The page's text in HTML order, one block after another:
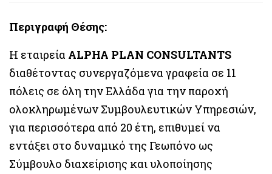
Περιγραφή Θέσης:
Η εταιρεία ALPHA PLAN CONSULTANTS
διαθέτοντας συνεργαζόμενα γραφεία σε 11
πόλεις σε όλη την Ελλάδα για την παροχή
ολοκληρωμένων Συμβουλευτικών Υπηρεσιών,
για περισσότερα από 20 έτη, επιθυμεί να
εντάξει στο δυναμικό της Γεωπόνο ως
Σύμβουλο διαχείρισης και υλοποίησης